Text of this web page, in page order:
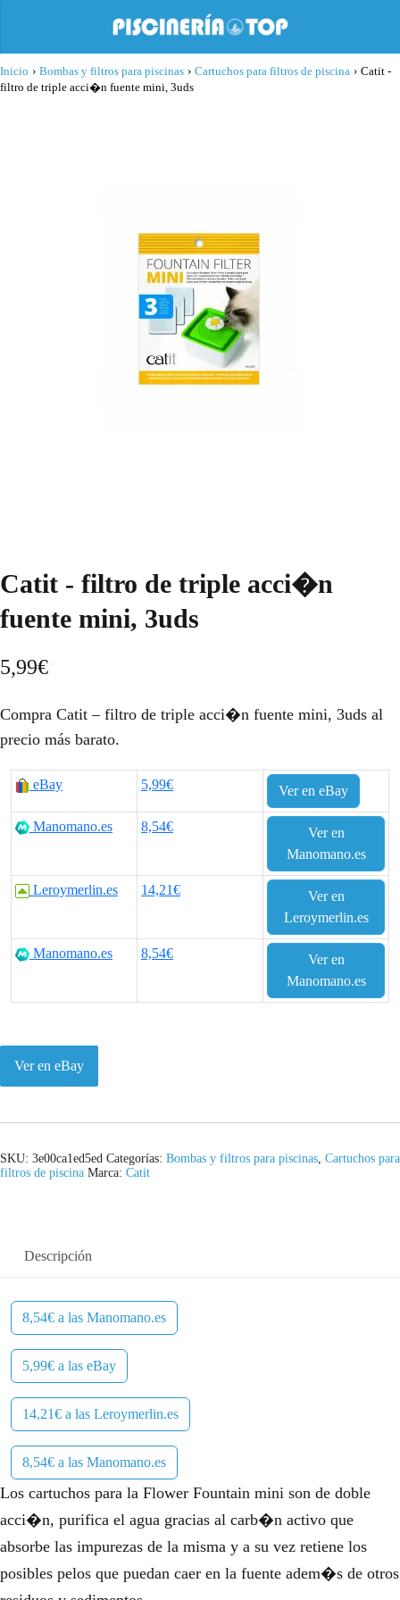
Inicio › Bombas y filtros para piscinas › Cartuchos para filtros de piscina › Catit -
filtro de triple acci�n fuente mini, 3uds
Catit - filtro de triple acci�n
fuente mini, 3uds
5,99€
Compra Catit – filtro de triple acci�n fuente mini, 3uds al
precio más barato.
eBay 5,99€ Ver en eBay
Manomano.es 8,54€
Ver en
Manomano.es
Leroymerlin.es 14,21€
Ver en
Leroymerlin.es
Manomano.es 8,54€
Ver en
Manomano.es
Ver en eBay
SKU: 3e00ca1ed5ed Categorías: Bombas y filtros para piscinas, Cartuchos para
filtros de piscina Marca: Catit
Descripción
8,54€ a las Manomano.es
5,99€ a las eBay
14,21€ a las Leroymerlin.es
8,54€ a las Manomano.es
Los cartuchos para la Flower Fountain mini son de doble
acci�n, purifica el agua gracias al carb�n activo que
absorbe las impurezas de la misma y a su vez retiene los
posibles pelos que puedan caer en la fuente adem�s de otros